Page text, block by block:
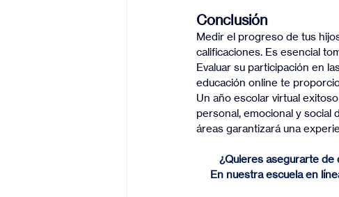
Conclusión
Medir el progreso de tus
calificaciones. Es esencial
Evaluar su participación en
educación online te
Un año escolar virtual
personal, emocional y social
áreas garantizará una
¿Quieres asegurarte de
En nuestra escuela en